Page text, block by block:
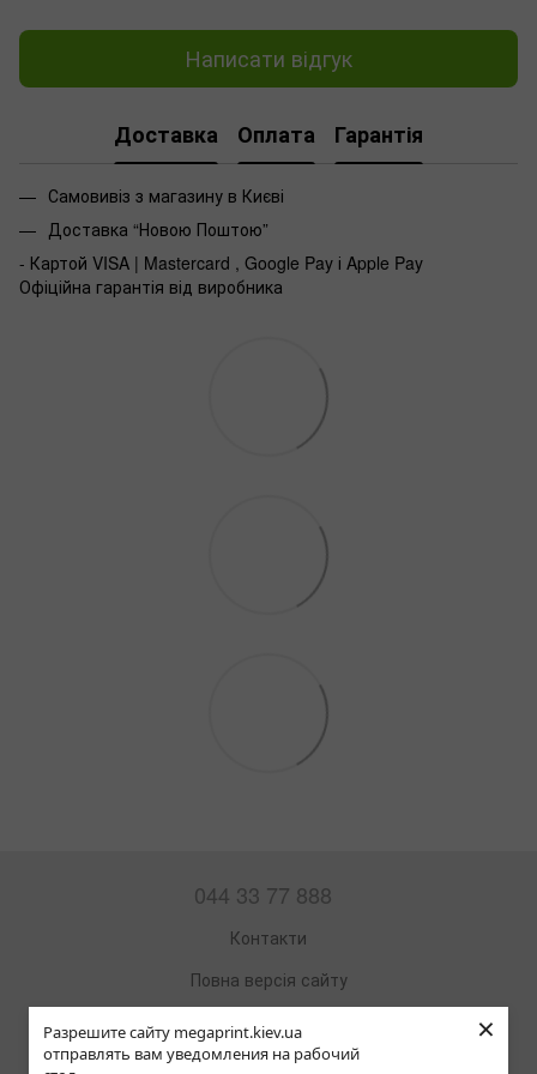
Разрешите сайту megaprint.kiev.ua
отправлять вам уведомления на рабочий
×
Написати відгук
Доставка Оплата Гарантія
Самовивіз з магазину в Києві
Доставка “Новою Поштою”
- Картой VISA | Mastercard , Google Pay і Apple Pay
Офіційна гарантія від виробника
044 33 77 888
Контакти
Повна версія сайту
Мапа сайту
© 2002—2026